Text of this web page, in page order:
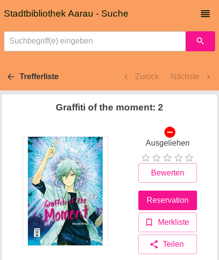
Stadtbibliothek Aarau - Suche
Suchbegriff(e) eingeben
Trefferliste Zurück Nächste
Graffiti of the moment: 2
Ausgeliehen
Bewerten
Reservation
Merkliste
Teilen